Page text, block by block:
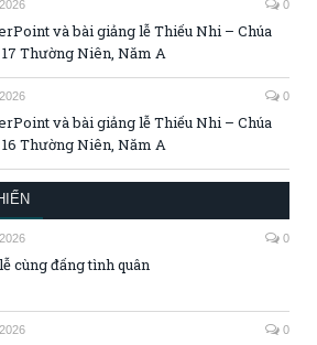
0
và bài giảng lễ Thiếu Nhi – Chúa
Thường Niên, Năm A
0
và bài giảng lễ Thiếu Nhi – Chúa
Thường Niên, Năm A
0
cùng đấng tình quân
0